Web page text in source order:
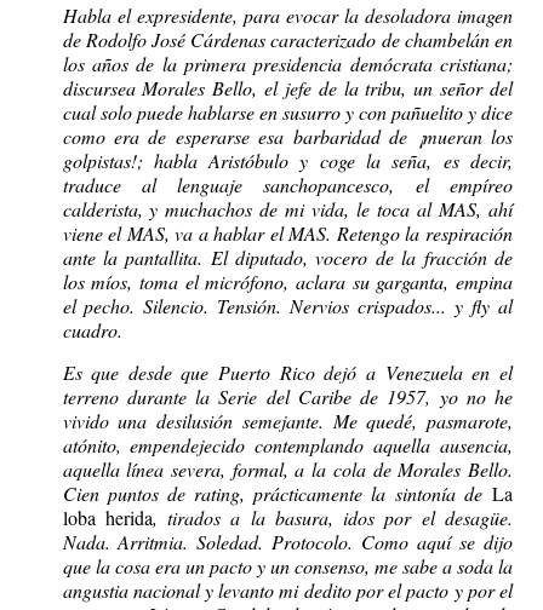
Habla el expresidente, para evocar la desoladora imagen
de Rodolfo José Cárdenas caracterizado de chambelán en
los años de la primera presidencia demócrata cristiana;
discursea Morales Bello, el jefe de la tribu, un señor del
cual solo puede hablarse en susurro y con pañuelito y dice
como era de esperarse esa barbaridad de ¡mueran los
golpistas!; habla Aristóbulo y coge la seña, es decir,
traduce al lenguaje sanchopancesco, el empíreo
calderista, y muchachos de mi vida, le toca al MAS, ahí
viene el MAS, va a hablar el MAS. Retengo la respiración
ante la pantallita. El diputado, vocero de la fracción de
los míos, toma el micrófono, aclara su garganta, empina
el pecho. Silencio. Tensión. Nervios crispados... y fly al
cuadro.
Es que desde que Puerto Rico dejó a Venezuela en el
terreno durante la Serie del Caribe de 1957, yo no he
vivido una desilusión semejante. Me quedé, pasmarote,
atónito, empendejecido contemplando aquella ausencia,
aquella línea severa, formal, a la cola de Morales Bello.
Cien puntos de rating, prácticamente la sintonía de La
loba herida, tirados a la basura, idos por el desagüe.
Nada. Arritmia. Soledad. Protocolo. Como aquí se dijo
que la cosa era un pacto y un consenso, me sabe a soda la
angustia nacional y levanto mi dedito por el pacto y por el